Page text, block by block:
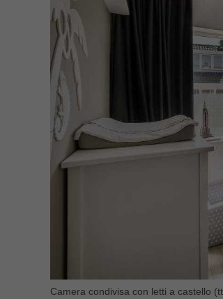
Camera condivisa con letti a castello